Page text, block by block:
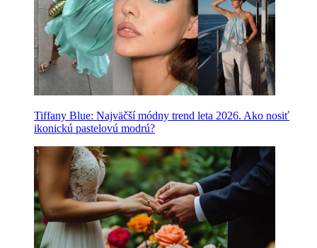
Tiffany Blue: Najväčší módny trend leta 2026. Ako nosiť
ikonickú pastelovú modrú?